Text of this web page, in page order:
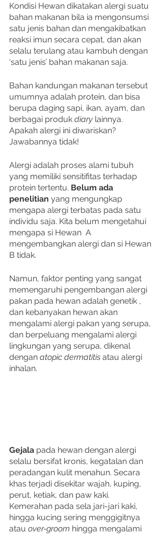
Kondisi Hewan dikatakan alergi suatu
bahan makanan bila ia mengonsumsi
satu jenis bahan dan mengakibatkan
reaksi imun secara cepat, dan akan
selalu terulang atau kambuh dengan
‘satu jenis’ bahan makanan saja.
Bahan kandungan makanan tersebut
umumnya adalah protein, dan bisa
berupa daging sapi, ikan, ayam, dan
berbagai produk diary lainnya.
Apakah alergi ini diwariskan?
Jawabannya tidak!
Alergi adalah proses alami tubuh
yang memiliki sensitifitas terhadap
protein tertentu. Belum ada
penelitian yang mengungkap
mengapa alergi terbatas pada satu
individu saja. Kita belum mengetahui
mengapa si Hewan  A
mengembangkan alergi dan si Hewan
B tidak.
Namun, faktor penting yang sangat
memengaruhi pengembangan alergi
pakan pada hewan adalah genetik ,
dan kebanyakan hewan akan
mengalami alergi pakan yang serupa,
dan berpeluang mengalami alergi
lingkungan yang serupa, dikenal
dengan atopic dermatitis atau alergi
inhalan.
Gejala pada hewan dengan alergi
selalu bersifat kronis, kegatalan dan
peradangan kulit menahun. Secara
khas terjadi disekitar wajah, kuping,
perut, ketiak, dan paw kaki.
Kemerahan pada sela jari-jari kaki,
hingga kucing sering menggigitnya
atau over-groom hingga mengalami